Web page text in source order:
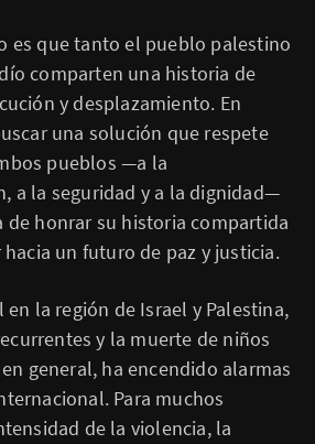
es que tanto el pueblo palestino
comparten una historia de
y desplazamiento. En
una solución que respete
pueblos —a la
a la seguridad y a la dignidad—
de honrar su historia compartida
un futuro de paz y justicia.
la región de Israel y Palestina,
y la muerte de niños
general, ha encendido alarmas
Para muchos
de la violencia, la